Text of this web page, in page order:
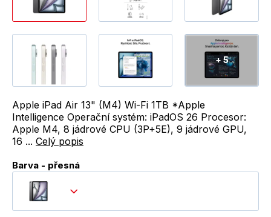
+ 5
Apple iPad Air 13" (M4) Wi-Fi 1TB *Apple
Intelligence Operační systém: iPadOS 26 Procesor:
Apple M4, 8 jádrové CPU (3P+5E), 9 jádrové GPU,
16 ... Celý popis
Barva - přesná